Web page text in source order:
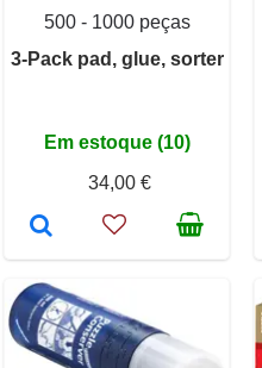
500 - 1000 peças
3-Pack pad, glue, sorter
Em estoque (10)
34,00 €